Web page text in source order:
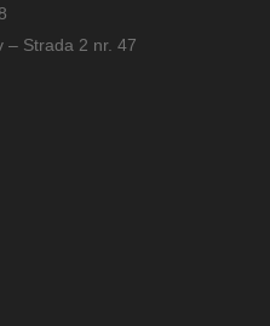
– Strada 2 nr. 47